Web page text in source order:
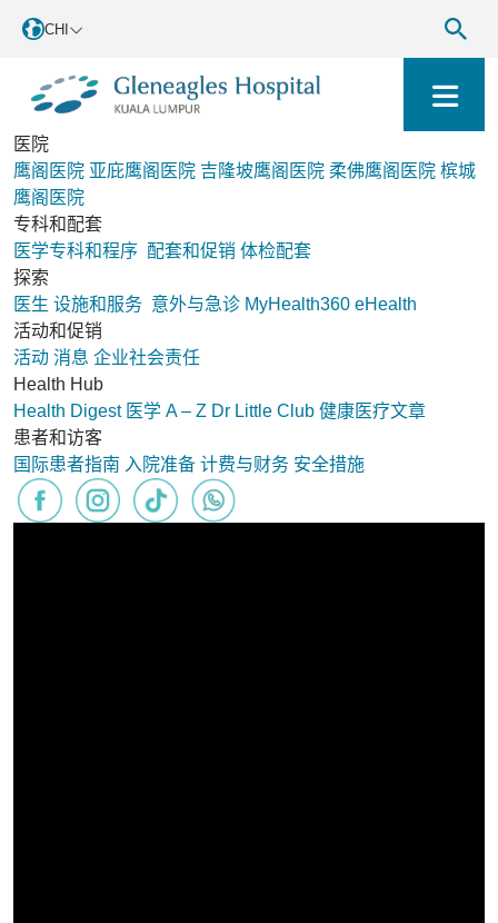
CHI
医院
鹰阁医院 亚庇鹰阁医院 吉隆坡鹰阁医院 柔佛鹰阁医院 槟城
鹰阁医院
专科和配套
医学专科和程序 配套和促销 体检配套
探索
医生 设施和服务 意外与急诊 MyHealth360 eHealth
活动和促销
活动 消息 企业社会责任
Health Hub
Health Digest 医学 A – Z Dr Little Club 健康医疗文章
患者和访客
国际患者指南 入院准备 计费与财务 安全措施